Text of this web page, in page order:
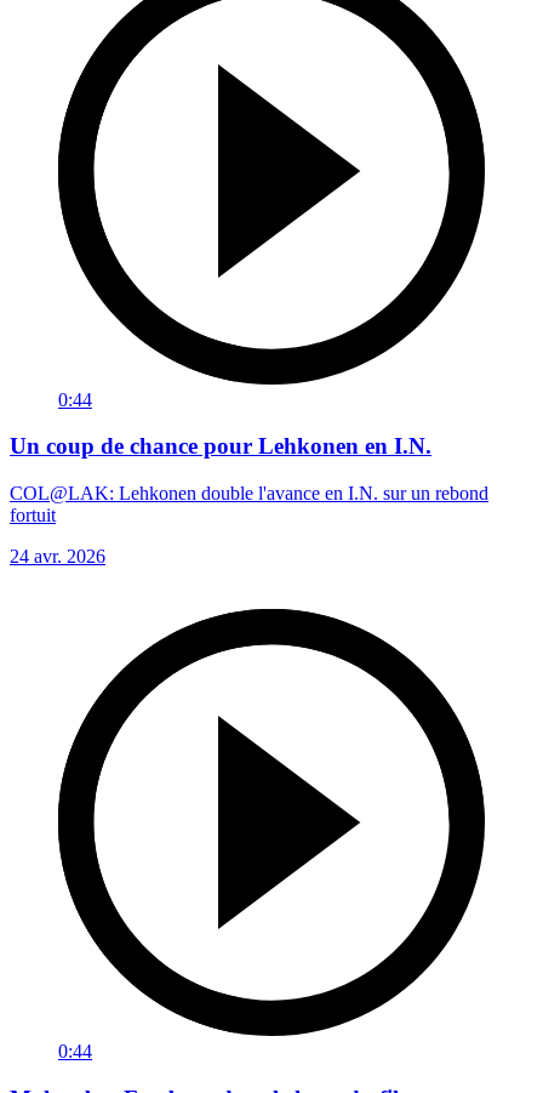
0:44
Un coup de chance pour Lehkonen en I.N.
COL@LAK: Lehkonen double l'avance en I.N. sur un rebond
fortuit
24 avr. 2026
0:44